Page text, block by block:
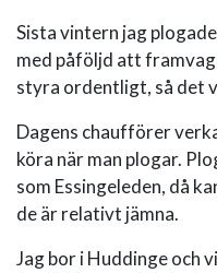
Sista vintern jag
med påföljd att
styra ordentligt, så det
Dagens chaufförer
köra när man plogar.
som Essingeleden, då
de är relativt jämna.
Jag bor i Huddinge och